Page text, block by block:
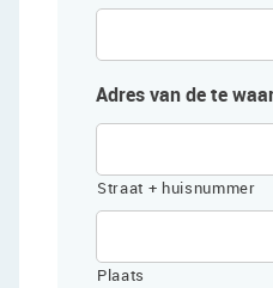
Adres van de te
Straat + huisnummer
Plaats